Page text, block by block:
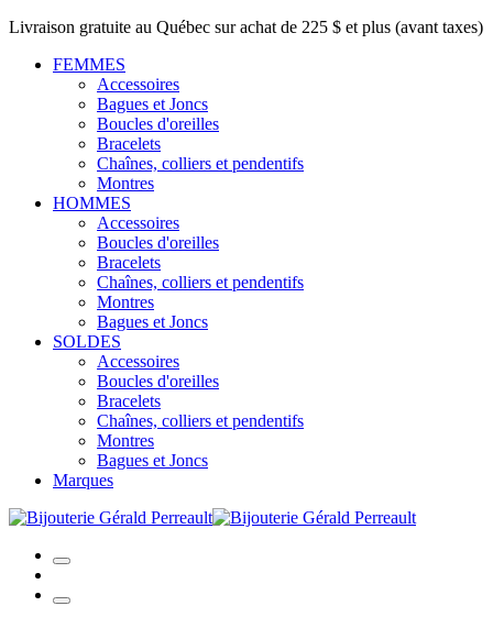
Livraison gratuite au Québec sur achat de 225 $ et plus (avant taxes)
FEMMES
Accessoires
Bagues et Joncs
Boucles d'oreilles
Bracelets
Chaînes, colliers et pendentifs
Montres
HOMMES
Accessoires
Boucles d'oreilles
Bracelets
Chaînes, colliers et pendentifs
Montres
Bagues et Joncs
SOLDES
Accessoires
Boucles d'oreilles
Bracelets
Chaînes, colliers et pendentifs
Montres
Bagues et Joncs
Marques